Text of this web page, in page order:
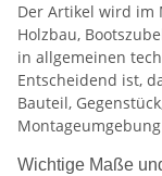
Der Artikel wird im
Holzbau,
in allgemeinen
Entscheidend ist,
Bauteil,
Wichtige Maße